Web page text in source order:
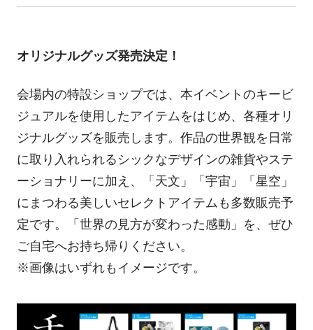
オリジナルグッズ発売決定！
会場内の特設ショップでは、本イベントのキービ
ジュアルを使用したアイテムをはじめ、各種オリ
ジナルグッズを販売します。作品の世界観を日常
に取り入れられるシックなデザインの雑貨やステ
ーショナリーに加え、「天文」「宇宙」「星空」
にまつわる美しいセレクトアイテムも多数販売予
定です。「世界の見方が変わった感動」を、ぜひ
ご自宅へお持ち帰りください。
※画像はいずれもイメージです。